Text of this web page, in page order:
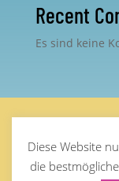
Recent
Es sind keine
©Steffen
Diese Website
die